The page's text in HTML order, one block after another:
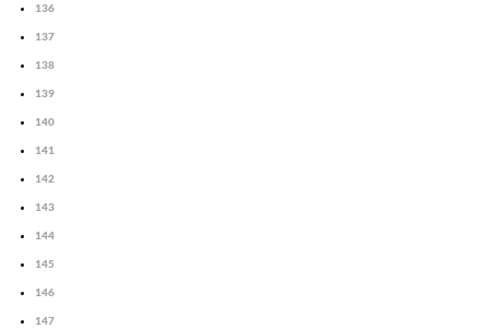
136
137
138
139
140
141
142
143
144
145
146
147